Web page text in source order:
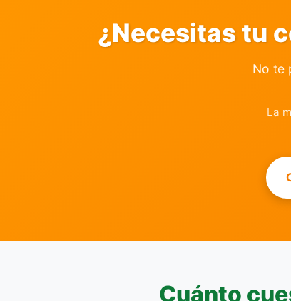
¿Necesitas tu
No te
La
Cuánto